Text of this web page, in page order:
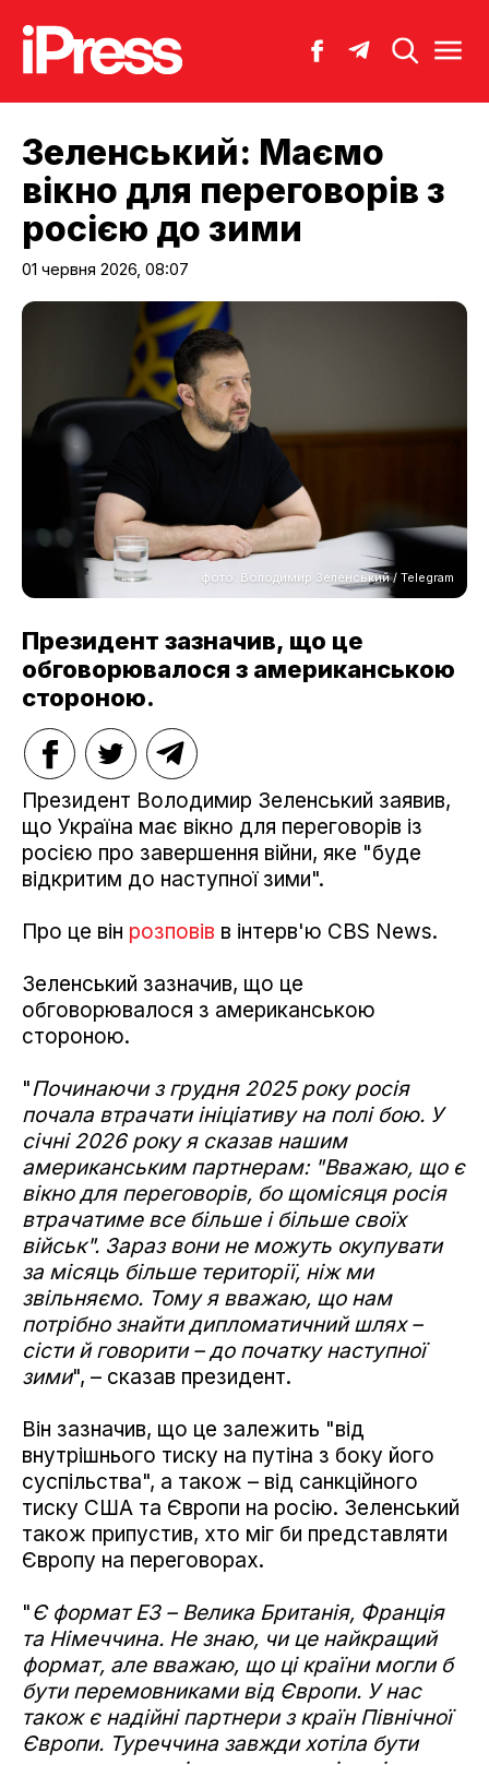
Зеленський: Маємо
вікно для переговорів з
росією до зими
01 червня 2026, 08:07
фото: Володимир Зеленський / Telegram
Президент зазначив, що це
обговорювалося з американською
стороною.
Президент Володимир Зеленський заявив,
що Україна має вікно для переговорів із
росією про завершення війни, яке "буде
відкритим до наступної зими".
Про це він розповів в інтерв'ю CBS News.
Зеленський зазначив, що це
обговорювалося з американською
стороною.
"Починаючи з грудня 2025 року росія
почала втрачати ініціативу на полі бою. У
січні 2026 року я сказав нашим
американським партнерам: "Вважаю, що є
вікно для переговорів, бо щомісяця росія
втрачатиме все більше і більше своїх
військ". Зараз вони не можуть окупувати
за місяць більше території, ніж ми
звільняємо. Тому я вважаю, що нам
потрібно знайти дипломатичний шлях –
сісти й говорити – до початку наступної
зими", – сказав президент.
Він зазначив, що це залежить "від
внутрішнього тиску на путіна з боку його
суспільства", а також – від санкційного
тиску США та Європи на росію. Зеленський
також припустив, хто міг би представляти
Європу на переговорах.
"Є формат E3 – Велика Британія, Франція
та Німеччина. Не знаю, чи це найкращий
формат, але вважаю, що ці країни могли б
бути перемовниками від Європи. У нас
також є надійні партнери з країн Північної
Європи. Туреччина завжди хотіла бути